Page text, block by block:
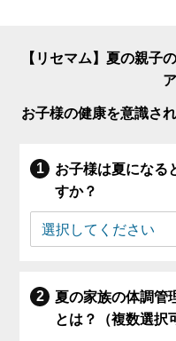
【リセマム】夏の親子
お子様の健康を意識さ
お子様は夏になる
すか？
夏の家族の体調管
とは？（複数選択